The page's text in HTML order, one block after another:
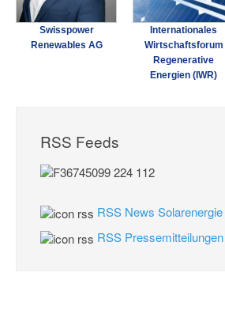
Swisspower
Renewables AG
Internationales
Wirtschaftsforum
Regenerative
Energien (IWR)
RSS Feeds
RSS News Solarenergie
RSS Pressemitteilungen